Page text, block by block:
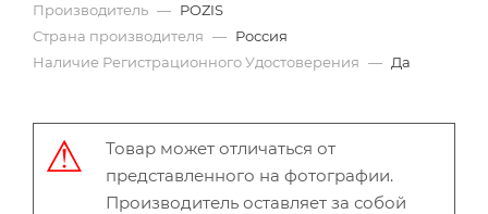
Производитель — POZIS
Страна производителя — Россия
Наличие Регистрационного Удостоверения — Да
Товар может отличаться от
представленного на фотографии.
Производитель оставляет за собой